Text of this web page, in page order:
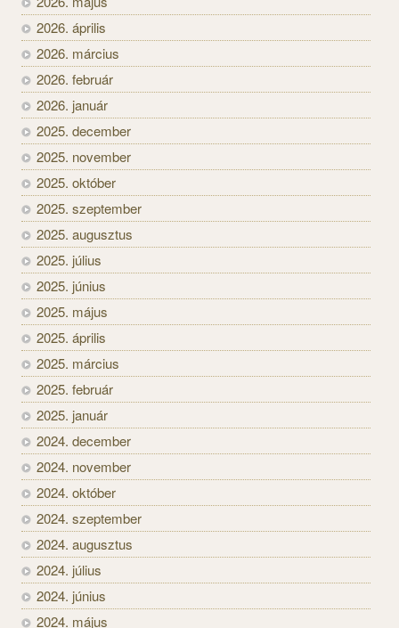
2026. április
2026. március
2026. február
2026. január
2025. december
2025. november
2025. október
2025. szeptember
2025. augusztus
2025. július
2025. június
2025. május
2025. április
2025. március
2025. február
2025. január
2024. december
2024. november
2024. október
2024. szeptember
2024. augusztus
2024. július
2024. június
2024. május